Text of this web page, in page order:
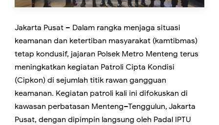
Jakarta Pusat – Dalam rangka menjaga situasi
keamanan dan ketertiban masyarakat (kamtibmas)
tetap kondusif, jajaran Polsek Metro Menteng terus
meningkatkan kegiatan Patroli Cipta Kondisi
(Cipkon) di sejumlah titik rawan gangguan
keamanan. Kegiatan patroli kali ini difokuskan di
kawasan perbatasan Menteng–Tenggulun, Jakarta
Pusat, dengan dipimpin langsung oleh Padal IPTU